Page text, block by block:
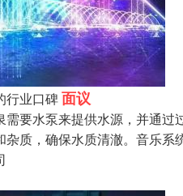
行业口碑面议
要水泵来提供水源，并通
质，确保水质清澈。音乐